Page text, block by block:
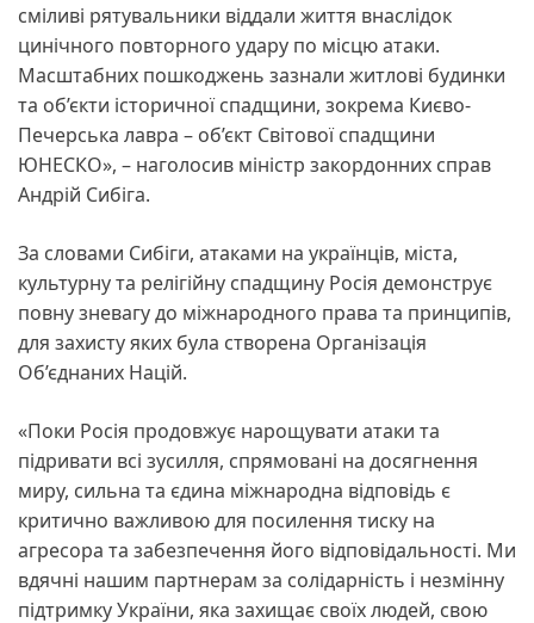
сміливі рятувальники віддали життя внаслідок
цинічного повторного удару по місцю атаки.
Масштабних пошкоджень зазнали житлові будинки
та об’єкти історичної спадщини, зокрема Києво-
Печерська лавра – об’єкт Світової спадщини
ЮНЕСКО», – наголосив міністр закордонних справ
Андрій Сибіга.
За словами Сибіги, атаками на українців, міста,
культурну та релігійну спадщину Росія демонструє
повну зневагу до міжнародного права та принципів,
для захисту яких була створена Організація
Об’єднаних Націй.
«Поки Росія продовжує нарощувати атаки та
підривати всі зусилля, спрямовані на досягнення
миру, сильна та єдина міжнародна відповідь є
критично важливою для посилення тиску на
агресора та забезпечення його відповідальності. Ми
вдячні нашим партнерам за солідарність і незмінну
підтримку України, яка захищає своїх людей, свою